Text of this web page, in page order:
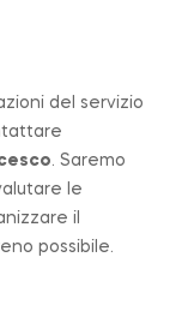
del servizio
. Saremo
le
il
possibile.